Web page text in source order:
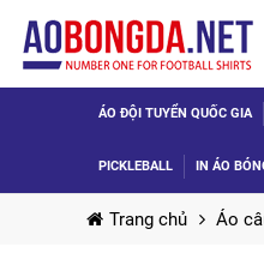
ÁO ĐỘI TUYỂN QUỐC GIA
PICKLEBALL IN ÁO
Trang chủ Áo